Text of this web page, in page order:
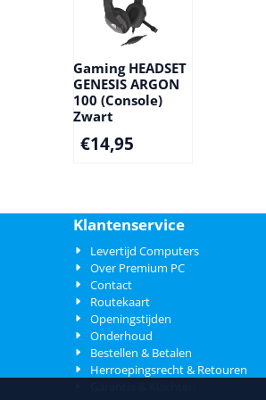
Gaming HEADSET
GENESIS ARGON
100 (Console)
Zwart
€14,95
Klantenservice
Levertijd Computers
Over Premium PC
Contact
Routekaart
Openingstijden
Onderhoud
Bestellen & Betalen
Herroepingsrecht & Retouren